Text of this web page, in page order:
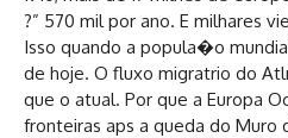
?” 570 mil por ano. E milhares
Isso quando a popula�o
de hoje. O fluxo migratrio do
que o atual. Por que a Europa
fronteiras aps a queda do Muro